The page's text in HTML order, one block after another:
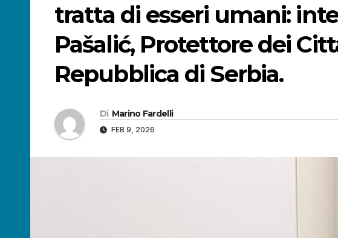
tratta di esseri umani:
Pašalić, Protettore dei
Repubblica di Serbia.
Di Marino Fardelli
FEB 9, 2026